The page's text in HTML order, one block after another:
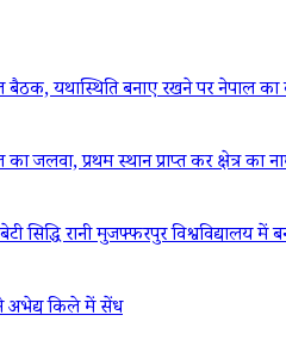
यथास्थिति बनाए रखने पर नेपाल का
जलवा, प्रथम स्थान प्राप्त कर क्षेत्र का
सिद्धि रानी मुजफ्फरपुर विश्वविद्यालय में
अभेद्य किले में सेंध